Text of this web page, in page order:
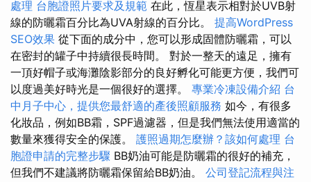
處理 台胞證照片要求及規範 在此，恆星表示相對於UVB射
線的防曬霜百分比為UVA射線的百分比。 提高WordPress
SEO效果 從下面的成分中，您可以形成固體防曬霜，可以
在密封的罐子中持續很長時間。 對於一整天的遠足，擁有
一頂好帽子或海灘陰影部分的良好孵化可能更方便，我們可
以度過美好時光是一個很好的選擇。 專業冷凍設備介紹 台
中月子中心，提供您最舒適的產後照顧服務 如今，有很多
化妝品，例如BB霜，SPF過濾器，但是我們無法使用適當的
數量來獲得安全的保護。 護照過期怎麼辦？該如何處理 台
胞證申請的完整步驟 BB奶油可能是防曬霜的很好的補充，
但我們不建議將防曬霜保留給BB奶油。 公司登記流程與注